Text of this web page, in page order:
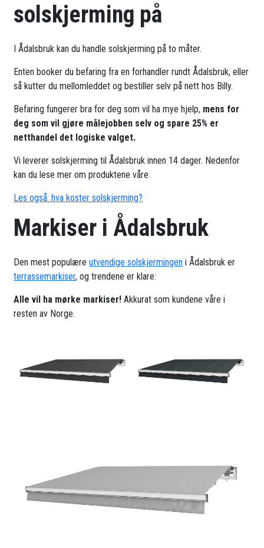
solskjerming på
I Ådalsbruk kan du handle solskjerming på to måter.
Enten booker du befaring fra en forhandler rundt Ådalsbruk, eller
så kutter du mellomleddet og bestiller selv på nett hos Billy.
Befaring fungerer bra for deg som vil ha mye hjelp, mens for
deg som vil gjøre målejobben selv og spare 25% er
netthandel det logiske valget.
Vi leverer solskjerming til Ådalsbruk innen 14 dager. Nedenfor
kan du lese mer om produktene våre.
Les også: hva koster solskjerming?
Markiser i Ådalsbruk
Den mest populæreutvendige solskjermingen i Ådalsbruk er
terrassemarkiser, og trendene er klare:
Alle vil ha mørke markiser! Akkurat som kundene våre i
resten av Norge.